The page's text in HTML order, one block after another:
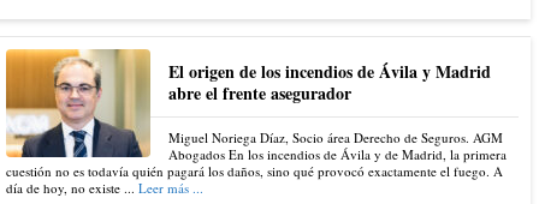
El origen de los incendios de Ávila y Madrid
abre el frente asegurador
Miguel Noriega Díaz, Socio área Derecho de Seguros. AGM
Abogados En los incendios de Ávila y de Madrid, la primera
cuestión no es todavía quién pagará los daños, sino qué provocó exactamente el fuego. A
día de hoy, no existe ... Leer más ...